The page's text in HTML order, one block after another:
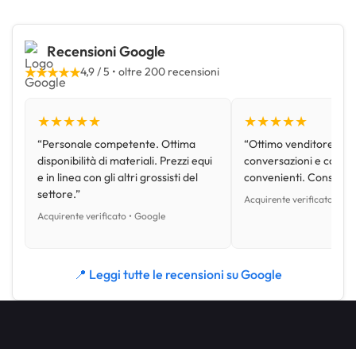
Recensioni Google
★★★★★4,9 / 5 • oltre 200 recensioni
★★★★★
“Personale competente. Ottima
disponibilità di materiali. Prezzi equi
e in linea con gli altri grossisti del
settore.”
Acquirente verificato • Google
★★★★★
“Ottimo venditore,
conversazioni e con
convenienti.
Acquirente verificato •
📍 Leggi tutte le recensioni su Google